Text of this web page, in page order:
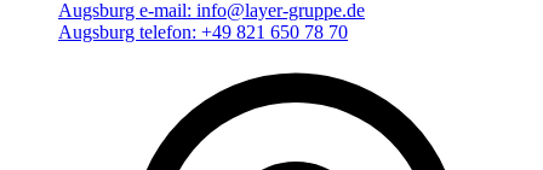
Augsburg e-mail: info@layer-gruppe.de
Augsburg telefon: +49 821 650 78 70